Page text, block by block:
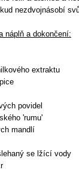
nezdvojnásobí
náplň a dokončení:
extraktu
povidel
'rumu'
mandlí
se lžící vody